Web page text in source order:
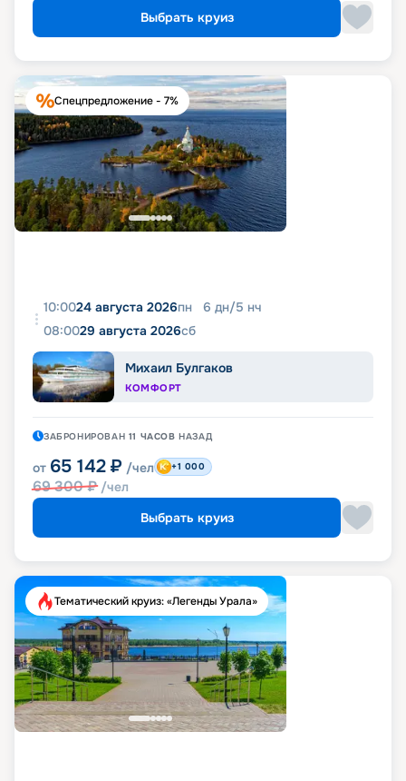
Выбрать круиз
Спецпредложение - 7%
10:0024 августа 2026пн 6 дн/5 нч
08:0029 августа 2026сб
Михаил Булгаков
КОМФОРТ
ЗАБРОНИРОВАН 11 ЧАСОВ НАЗАД
от 65 142 ₽ /чел
69 300₽ /чел
+1 000
Выбрать круиз
Тематический круиз: «Легенды Урала»